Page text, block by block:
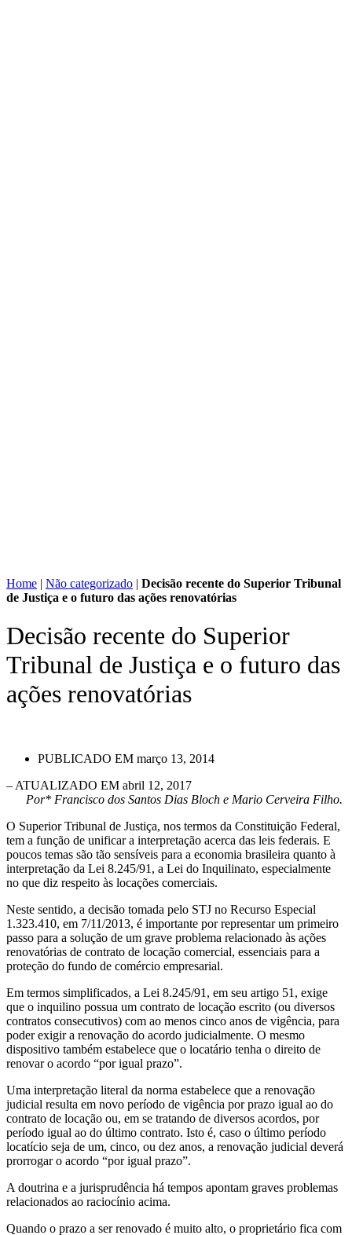
Home | Não categorizado | Decisão recente do Superior Tribunal
de Justiça e o futuro das ações renovatórias
Decisão recente do Superior
Tribunal de Justiça e o futuro das
ações renovatórias
PUBLICADO EM março 13, 2014
– ATUALIZADO EM abril 12, 2017
Por* Francisco dos Santos Dias Bloch e Mario Cerveira Filho.
O Superior Tribunal de Justiça, nos termos da Constituição Federal,
tem a função de unificar a interpretação acerca das leis federais. E
poucos temas são tão sensíveis para a economia brasileira quanto à
interpretação da Lei 8.245/91, a Lei do Inquilinato, especialmente
no que diz respeito às locações comerciais.
Neste sentido, a decisão tomada pelo STJ no Recurso Especial
1.323.410, em 7/11/2013, é importante por representar um primeiro
passo para a solução de um grave problema relacionado às ações
renovatórias de contrato de locação comercial, essenciais para a
proteção do fundo de comércio empresarial.
Em termos simplificados, a Lei 8.245/91, em seu artigo 51, exige
que o inquilino possua um contrato de locação escrito (ou diversos
contratos consecutivos) com ao menos cinco anos de vigência, para
poder exigir a renovação do acordo judicialmente. O mesmo
dispositivo também estabelece que o locatário tenha o direito de
renovar o acordo “por igual prazo”.
Uma interpretação literal da norma estabelece que a renovação
judicial resulta em novo período de vigência por prazo igual ao do
contrato de locação ou, em se tratando de diversos acordos, por
período igual ao do último contrato. Isto é, caso o último período
locatício seja de um, cinco, ou dez anos, a renovação judicial deverá
prorrogar o acordo “por igual prazo”.
A doutrina e a jurisprudência há tempos apontam graves problemas
relacionados ao raciocínio acima.
Quando o prazo a ser renovado é muito alto, o proprietário fica com